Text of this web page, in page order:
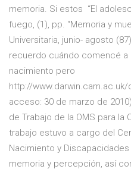
memoria. Si estos “El
fuego, (1), pp. “Memoria y
Universitaria, junio- agosto
recuerdo cuándo comencé a
nacimiento pero
http://
acceso: 30 de marzo de
de Trabajo de la OMS para la
trabajo estuvo a cargo del
Nacimiento y
memoria y percepción, así